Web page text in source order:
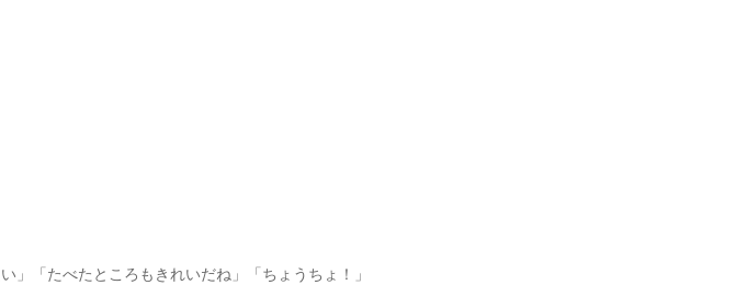
」「たべたところもきれいだね」「ちょうちょ！」